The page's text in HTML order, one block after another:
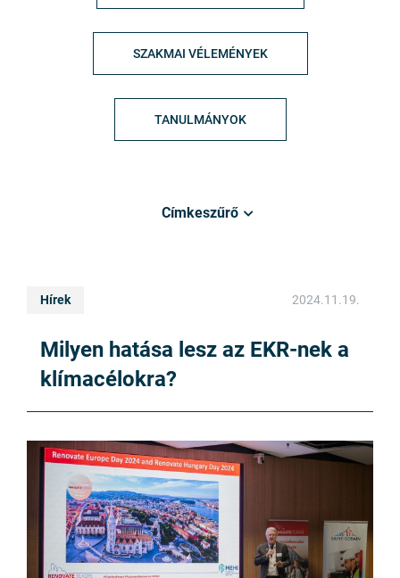
SZAKMAI VÉLEMÉNYEK
TANULMÁNYOK
Címkeszűrő
Hírek 2024.11.19.
Milyen hatása lesz az EKR-nek a
klímacélokra?